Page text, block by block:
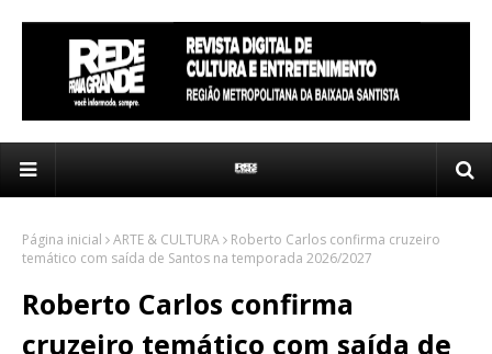
Página inicial ARTE & CULTURA
Roberto Carlos confirma cruzeiro
temático com saída de Santos na temporada 2026/2027
Roberto Carlos confirma
cruzeiro temático com saída de